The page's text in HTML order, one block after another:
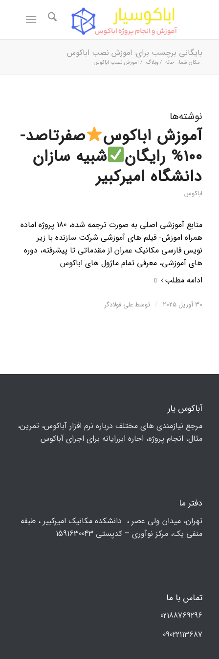
بایگانی برچسب برای: اموزش نصب اباکوس
مکان شما: خانه / وبلاگ / اموزش نصب اباکوس
نوشته‌ها
آموزش اباکوس
صفرتاصد-
100% رایگان
شبیه سازان
دانشگاه امیرکبیر
اباکوس
منابع آموزشی اصلی به صورت ترجمه شده، 180 پروژه اماده
همراه اموزش- فیلم های آموزشی شرکت سازنده با زیر
نویس فارسی مکانیک عمران از مقدماتی تا پیشرفته، دوره
های آموزشی، معرفی تمام ماژول های اباکوس
ادامه مطلب
30 آوریل 2025 / توسطعلی فولادگر
آباکوس یار
مرجع نیازمندی های مختلف درباره نرم افزار آباکوس، تمرین،
مثال، انجام پروژه، اجاره ابررایانه برای اجرای آباکوس
دفتر ما
تهران، ميدان ولي عصر ، دانشکده مكانيك امیرکبیر ، طبقه
منفی یک، مرکز نوآوری – کدپستی 1591630043
تماس با ما
02188769296
09022113687